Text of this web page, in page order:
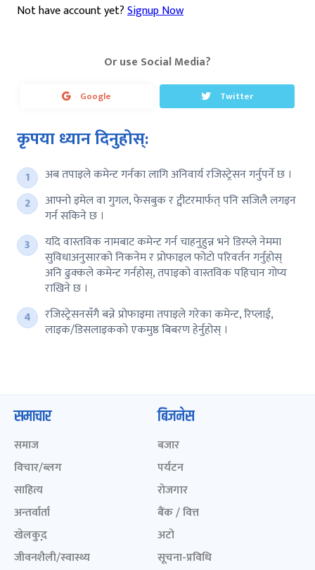
Not have account yet?Signup Now
Or use Social Media?
Google Twitter
कृपया ध्यान दिनुहोस्:
अब तपाइले कमेन्ट गर्नका लागि अनिवार्य रजिस्ट्रेसन गर्नुपर्ने छ ।
आफ्नो इमेल वा गुगल, फेसबुक र ट्वीटरमार्फत् पनि सजिलै लगइन
गर्न सकिने छ ।
यदि वास्तविक नामबाट कमेन्ट गर्न चाहनुहुन्न भने डिस्प्ले नेममा
सुविधाअनुसारको निकनेम र प्रोफाइल फोटो परिवर्तन गर्नुहोस्
अनि ढुक्कले कमेन्ट गर्नहोस्, तपाइको वास्तविक पहिचान गोप्य
राखिने छ ।
रजिस्ट्रेसनसँगै बन्ने प्रोफाइमा तपाइले गरेका कमेन्ट, रिप्लाई,
लाइक/डिसलाइकको एकमुष्ठ बिबरण हेर्नुहोस् ।
समाचार
समाज
विचार/ब्लग
साहित्य
अन्तर्वार्ता
खेलकुद़़
जीवनशैली/स्वास्थ्य
बिजनेस
बजार
पर्यटन
रोजगार
बैंक / वित्त
अटो
सूचना-प्रविधि